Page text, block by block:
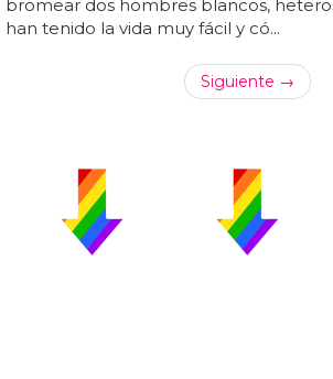
bromear dos hombres blancos,
han tenido la vida muy fácil y có...
Siguiente →